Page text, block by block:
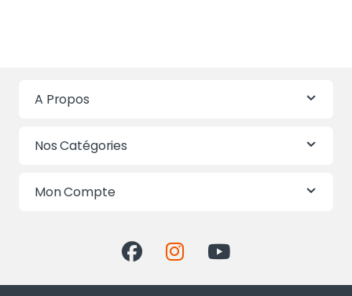
A Propos
Nos Catégories
Mon Compte